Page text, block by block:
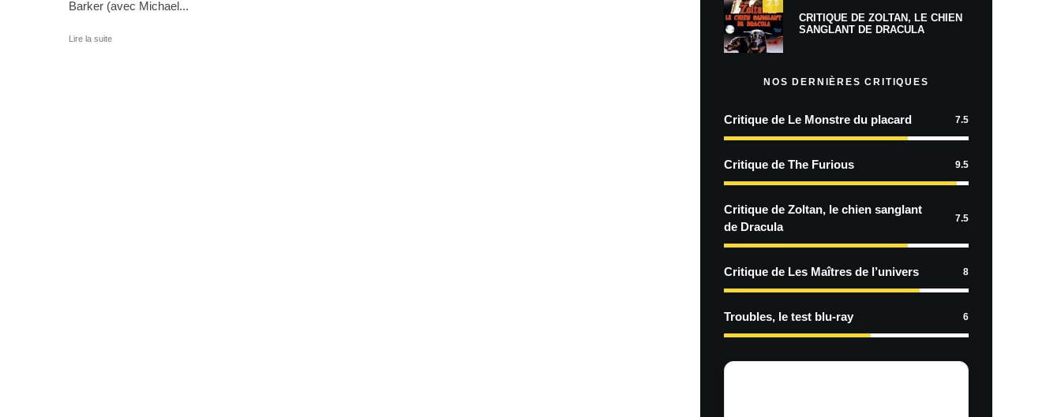
Barker (avec Michael...
Lire la suite
7.5
CRITIQUE DE ZOLTAN, LE CHIEN
SANGLANT DE DRACULA
NOS DERNIÈRES CRITIQUES
Critique de Le Monstre du placard 7.5
Critique de The Furious 9.5
Critique de Zoltan, le chien sanglant
de Dracula
7.5
Critique de Les Maîtres de l’univers 8
Troubles, le test blu-ray 6